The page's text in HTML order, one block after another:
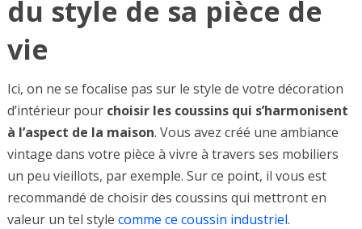
du style de sa pièce de
vie
Ici, on ne se focalise pas sur le style de votre décoration
d’intérieur pour choisir les coussins qui s’harmonisent
à l’aspect de la maison. Vous avez créé une ambiance
vintage dans votre pièce à vivre à travers ses mobiliers
un peu vieillots, par exemple. Sur ce point, il vous est
recommandé de choisir des coussins qui mettront en
valeur un tel style comme ce coussin industriel.